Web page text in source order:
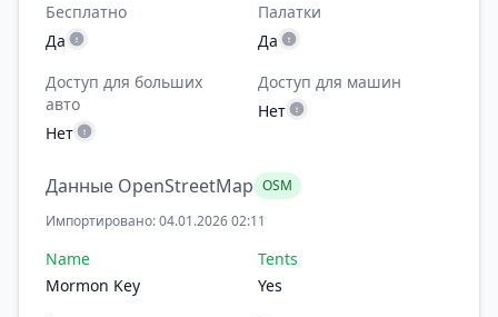
Бесплатно
Да
Палатки
Да
Доступ для больших
авто
Нет
Доступ для машин
Нет
Данные OpenStreetMap OSM
Импортировано: 04.01.2026 02:11
Name
Mormon Key
Tents
Yes